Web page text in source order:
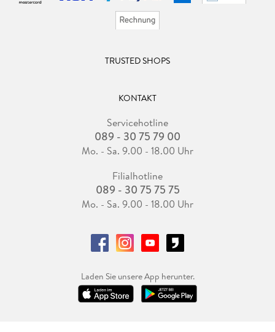
TRUSTED SHOPS
KONTAKT
Servicehotline
089 - 30 75 79 00
Mo. - Sa. 9.00 - 18.00 Uhr
Filialhotline
089 - 30 75 75 75
Mo. - Sa. 9.00 - 18.00 Uhr
Laden Sie unsere App herunter.